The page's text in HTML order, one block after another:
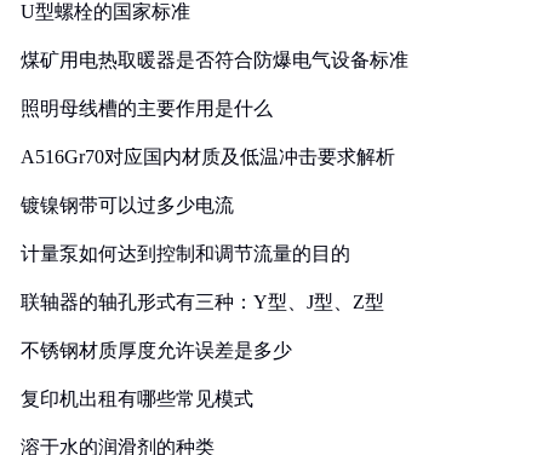
U型螺栓的国家标准
煤矿用电热取暖器是否符合防爆电气设备标准
照明母线槽的主要作用是什么
A516Gr70对应国内材质及低温冲击要求解析
镀镍钢带可以过多少电流
计量泵如何达到控制和调节流量的目的
联轴器的轴孔形式有三种：Y型、J型、Z型
不锈钢材质厚度允许误差是多少
复印机出租有哪些常见模式
溶于水的润滑剂的种类